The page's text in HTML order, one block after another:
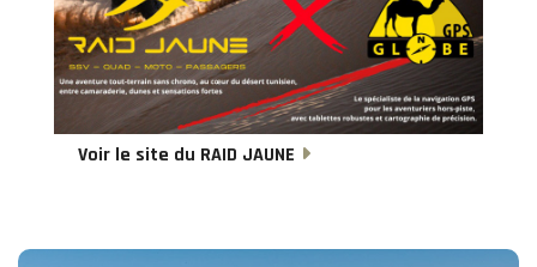
Voir le site du RAID JAUNE